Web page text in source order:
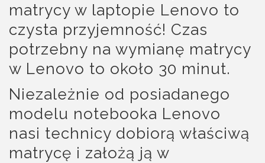
matrycy w laptopie Lenovo to
czysta przyjemność! Czas
potrzebny na wymianę matrycy
w Lenovo to około 30 minut.
Niezależnie od posiadanego
modelu notebooka Lenovo
nasi technicy dobiorą właściwą
matrycę i założą ją w